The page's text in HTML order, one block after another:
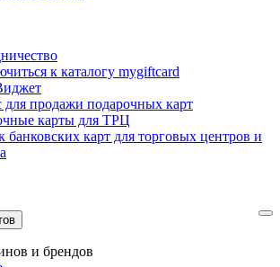
к каталогу mygiftcard
для продажи подарочных карт
карты для ТРЦ
банковских карт для торговых центров и
и брендов